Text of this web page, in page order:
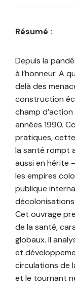
Résumé :
Depuis la
à l’honneur. A
delà des
construction
champ
années 1990.
pratiques,
la santé rompt
aussi en hérite
les empires
publique
décolonisations.
Cet ouvrage
de la santé,
globaux. Il
et
circulations de
et le tournant